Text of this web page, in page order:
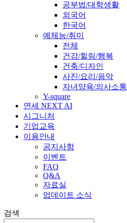
공부법/대학생활
외국어
한국어
예체능/취미
전체
건강/힐링/행복
건축/디자인
사진/요리/음악
자녀양육/의사소통
Y-square
연세 NEXT AI
시그니처
기업교육
이용안내
공지사항
이벤트
FAQ
Q&A
자료실
업데이트 소식
검색